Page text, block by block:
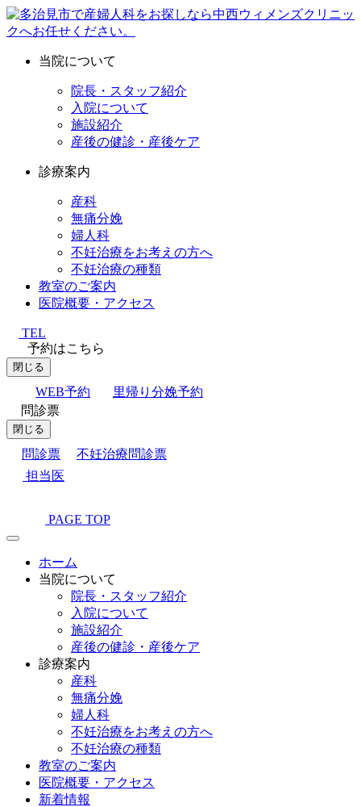
当院について
院長・スタッフ紹介
入院について
施設紹介
産後の健診・産後ケア
診療案内
産科
無痛分娩
婦人科
不妊治療をお考えの方へ
不妊治療の種類
教室のご案内
医院概要・アクセス
TEL
予約はこちら
閉じる
WEB予約
里帰り分娩予約
問診票
閉じる
問診票
不妊治療問診票
担当医
PAGE TOP
ホーム
当院について
院長・スタッフ紹介
入院について
施設紹介
産後の健診・産後ケア
診療案内
産科
無痛分娩
婦人科
不妊治療をお考えの方へ
不妊治療の種類
教室のご案内
医院概要・アクセス
新着情報